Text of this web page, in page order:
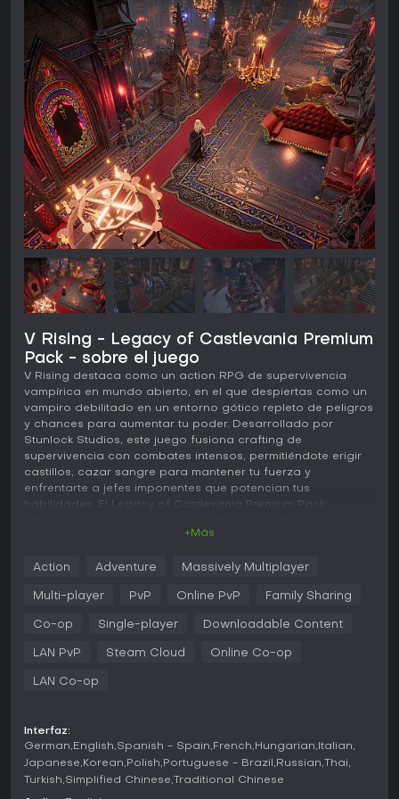
V Rising - Legacy of Castlevania Premium
Pack - sobre el juego
V Rising destaca como un action RPG de supervivencia
vampírica en mundo abierto, en el que despiertas como un
vampiro debilitado en un entorno gótico repleto de peligros
y chances para aumentar tu poder. Desarrollado por
Stunlock Studios, este juego fusiona crafting de
supervivencia con combates intensos, permitiéndote erigir
castillos, cazar sangre para mantener tu fuerza y
enfrentarte a jefes imponentes que potencian tus
habilidades. El Legacy of Castlevania Premium Pack
en la serie clásica, como el set de armadura de Alucard,
Maria Renard, y decoraciones que aportan un toque
combinación de exploración, construcción e interacciones
multijugador, V Rising conquista a quienes buscan
supervivencia estratégica en un mundo de dark fantasy.
En V Rising, el núcleo del gameplay gira en torno a partir
vasto mundo abierto para reunir materiales, construir y
ampliar tu castillo como refugio seguro, y gestionar tu
reserva de sangre para conservar habilidades y salud. Los
combates son fluidos y basados en skill, con
+Más
Action Adventure Massively Multiplayer
Multi-player PvP Online PvP Family Sharing
Co-op Single-player Downloadable Content
LAN PvP Steam Cloud Online Co-op
LAN Co-op
Interfaz:
German English Spanish - Spain French Hungarian Italian
Japanese Korean Polish Portuguese - Brazil Russian
Thai
Turkish Simplified Chinese Traditional Chinese